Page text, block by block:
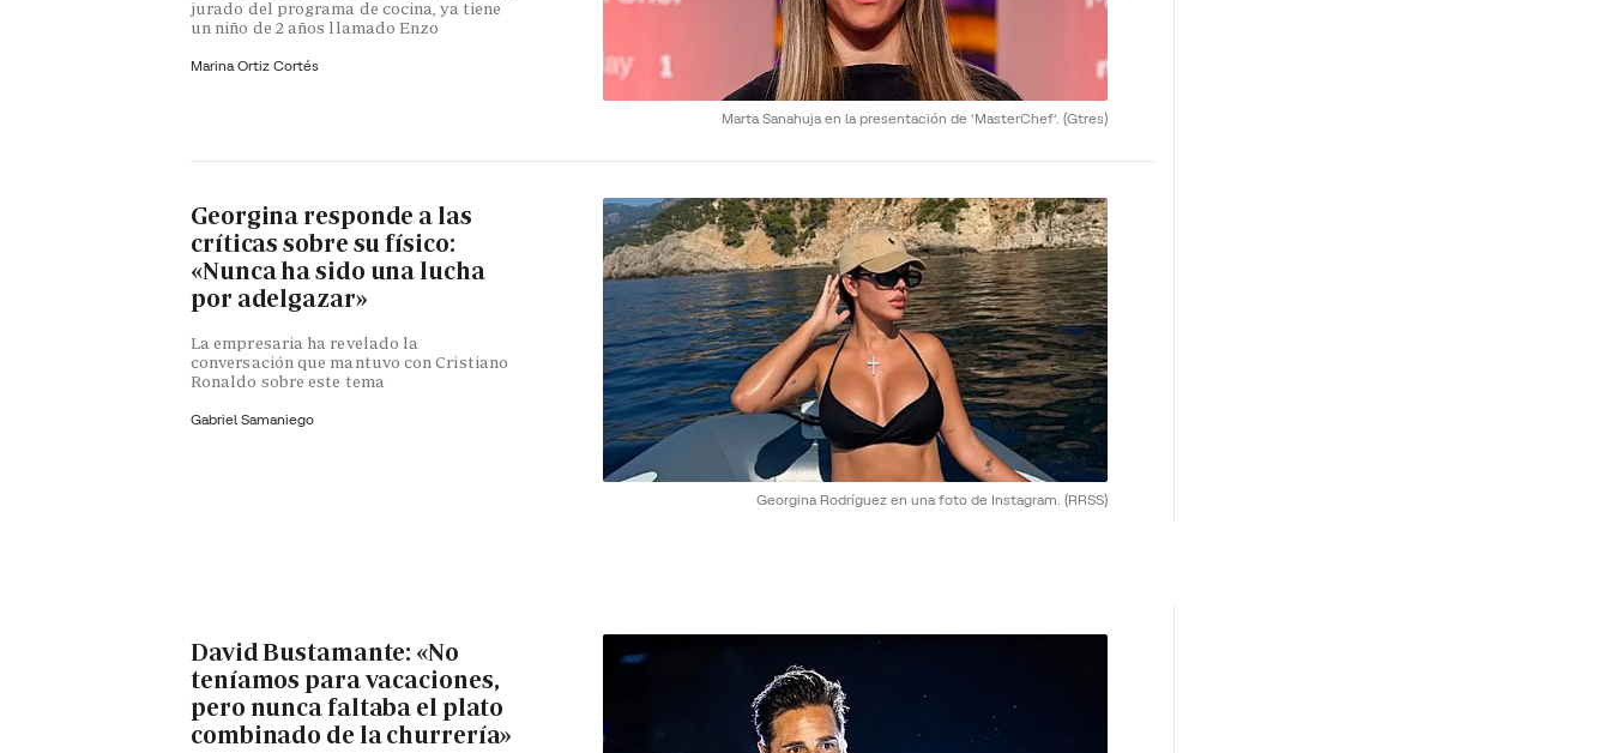
Marta Sanahuja en la presentación de 'MasterChef'. (Gtres)
jurado del programa de cocina, ya tiene
un niño de 2 años llamado Enzo
Marina Ortiz Cortés
Georgina Rodríguez en una foto de Instagram. (RRSS)
Georgina responde a las
críticas sobre su físico:
«Nunca ha sido una lucha
por adelgazar»
La empresaria ha revelado la
conversación que mantuvo con Cristiano
Ronaldo sobre este tema
Gabriel Samaniego
David Bustamante: «No
teníamos para vacaciones,
pero nunca faltaba el plato
combinado de la churrería»